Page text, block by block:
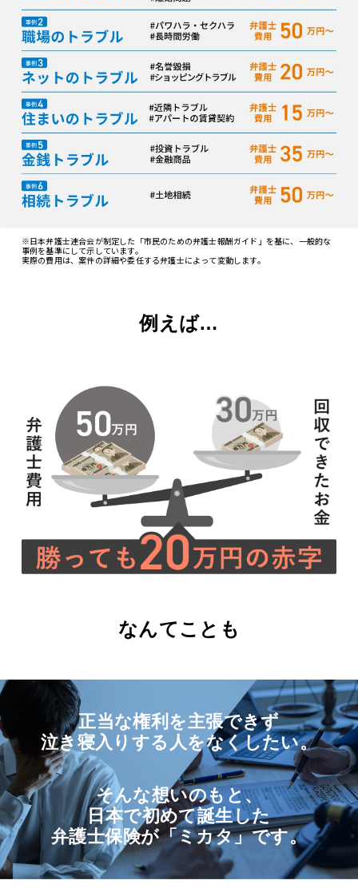
※日本弁護士連合会が制定した「市民のための弁護士報酬ガイド」を基に、一般的な
事例を基準にして示しています。
実際の費用は、案件の詳細や委任する弁護士によって変動します。
例えば…
なんてことも
正当な権利を主張できず
泣き寝入りする人をなくしたい。
そんな想いのもと、
日本で初めて誕生した
弁護士保険が「ミカタ」です。